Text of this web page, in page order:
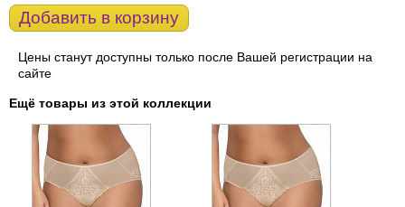
Добавить в корзину
Цены станут доступны только после Вашей регистрации на
сайте
Ещё товары из этой коллекции